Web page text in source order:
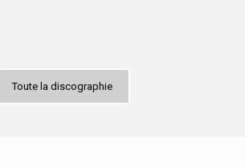
Toute la discographie